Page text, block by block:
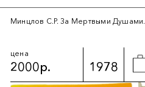
Минцлов С.Р. За Мертвыми
цена
2000р. 1978